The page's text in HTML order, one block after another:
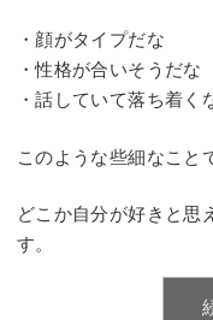
・顔がタイプだな
・性格が合いそうだな
・話していて落ち着く
このような些細なこと
どこか自分が好きと思
す。